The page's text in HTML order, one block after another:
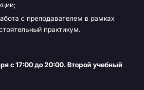
с преподавателем в рамках
практикум.
с 17:00 до 20:00. Второй учебный